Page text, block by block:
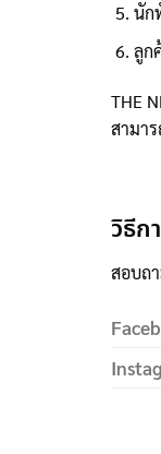
นัก
ลูก
THE
สามา
วิธีก
สอบถ